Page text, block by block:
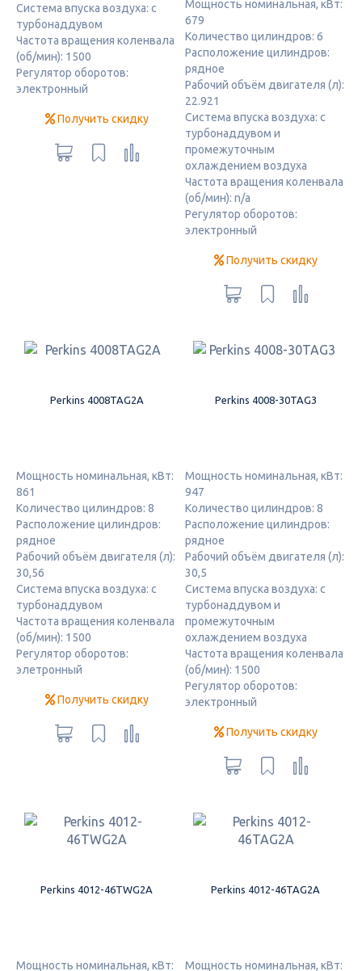
Система впуска воздуха: с
турбонаддувом
Частота вращения коленвала
(об/мин): 1500
Регулятор оборотов:
электронный
Получить скидку
Мощность номинальная, кВт:
679
Количество цилиндров: 6
Расположение цилиндров:
рядное
Рабочий объём двигателя (л):
22.921
Система впуска воздуха: с
турбонаддувом и
промежуточным
охлаждением воздуха
Частота вращения коленвала
(об/мин): n/a
Регулятор оборотов:
электронный
Получить скидку
Perkins 4008TAG2A
Мощность номинальная, кВт:
861
Количество цилиндров: 8
Расположение цилиндров:
рядное
Рабочий объём двигателя (л):
30,56
Система впуска воздуха: с
турбонаддувом
Частота вращения коленвала
(об/мин): 1500
Регулятор оборотов:
элетронный
Получить скидку
Perkins 4008-30TAG3
Мощность номинальная, кВт:
947
Количество цилиндров: 8
Расположение цилиндров:
рядное
Рабочий объём двигателя (л):
30,5
Система впуска воздуха: с
турбонаддувом и
промежуточным
охлаждением воздуха
Частота вращения коленвала
(об/мин): 1500
Регулятор оборотов:
электронный
Получить скидку
Perkins 4012-46TWG2A
Мощность номинальная, кВт:
Perkins 4012-46TAG2A
Мощность номинальная, кВт: